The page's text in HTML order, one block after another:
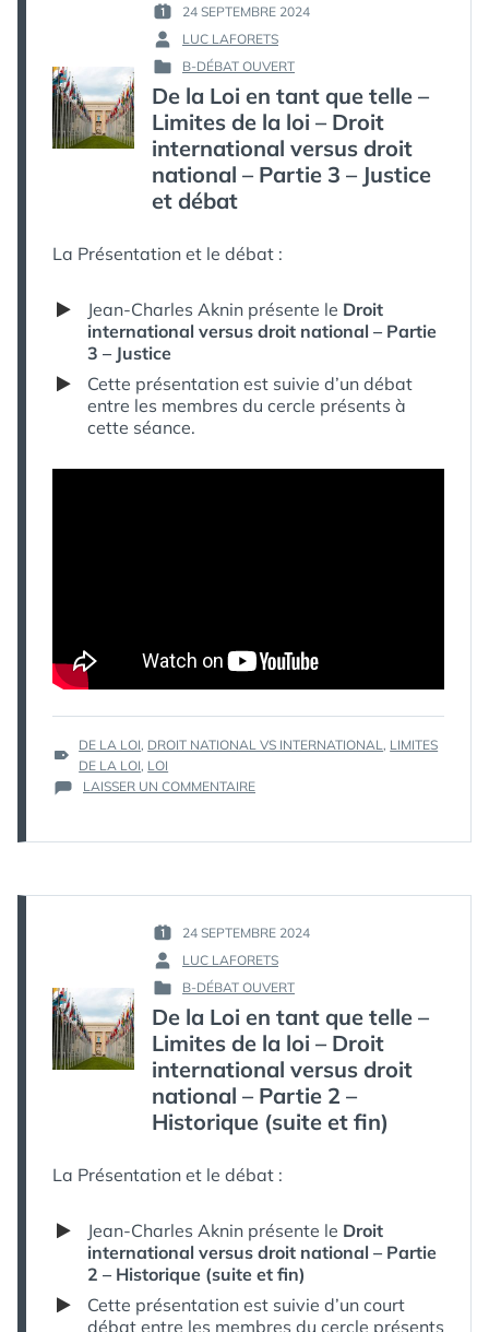
TELLE
–
LIMITES
DE
LA
LOI
–
CITOYEN
VERSUS
PUBLIÉ
LE :
24 SEPTEMBRE 2024
PAR :
LUC LAFORETS
PUBLIÉ
DANS
B-DÉBAT OUVERT
De la Loi en tant que telle –
Limites de la loi – Droit
international versus droit
national – Partie 3 – Justice
et débat
La Présentation et le débat :
Jean-Charles Aknin présente le Droit
international versus droit national – Partie
3 – Justice
Cette présentation est suivie d’un débat
entre les membres du cercle présents à
cette séance.
ÉTIQUETTES :
DE LA LOI, DROIT NATIONAL VS INTERNATIONAL , LIMITES
DE LA LOI, LOI
LAISSER UN COMMENTAIRESUR
LOI
TELLE
–
LIMITES
DE
LA
LOI
–
DROIT
INTERNATIONAL
VERSUS
DROIT
–
–
JUSTICE
ET
DÉBAT
PUBLIÉ
LE :
24 SEPTEMBRE 2024
PAR :
LUC LAFORETS
PUBLIÉ
DANS
B-DÉBAT OUVERT
De la Loi en tant que telle –
Limites de la loi – Droit
international versus droit
national – Partie 2 –
Historique (suite et fin)
La Présentation et le débat :
Jean-Charles Aknin présente le Droit
international versus droit national – Partie
2 – Historique (suite et fin)
Cette présentation est suivie d’un court
débat entre les membres du cercle présents